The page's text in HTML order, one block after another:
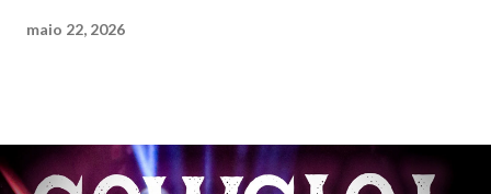
maio 22, 2026